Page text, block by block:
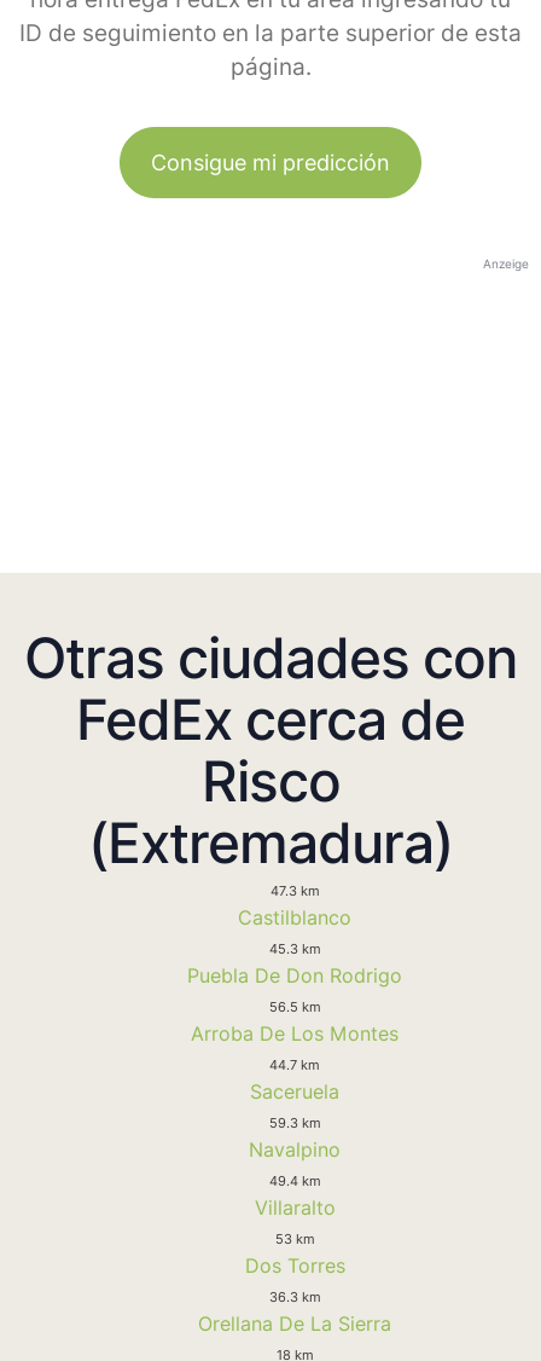
ID de seguimiento en la parte superior de esta
página.
Consigue mi predicción
Anzeige
Otras ciudades con
FedEx cerca de
Risco
(Extremadura)
47.3 km
Castilblanco
45.3 km
Puebla De Don Rodrigo
56.5 km
Arroba De Los Montes
44.7 km
Saceruela
59.3 km
Navalpino
49.4 km
Villaralto
53 km
Dos Torres
36.3 km
Orellana De La Sierra
18 km